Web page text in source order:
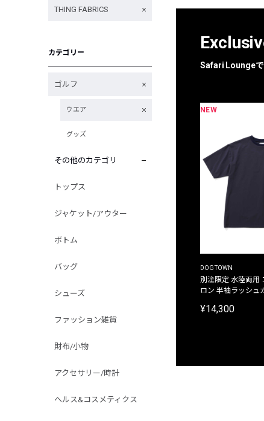
THING FABRICS
カテゴリー
ゴルフ
ウエア
グッズ
その他のカテゴリ
トップス
ジャケット/アウター
ボトム
バッグ
シューズ
ファッション雑貨
財布/小物
アクセサリー/時計
ヘルス&コスメティクス
Safari Lounge
NEW
DOGTOWN
別注限定 水陸両用
ロン 半袖ラッシュ
¥14,300